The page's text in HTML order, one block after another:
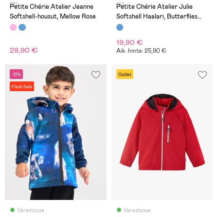
(2)
Petite Chérie Atelier Jeanne
Softshell-housut, Mellow Rose
29,90 €
(4)
Petite Chérie Atelier Julie
Softshell Haalari, Butterflies
and Flowers Medieval Blue
19,90 €
Aik. hinta: 25,90 €
-13%
Flash Sale
Varastossa
Outlet
Varastossa